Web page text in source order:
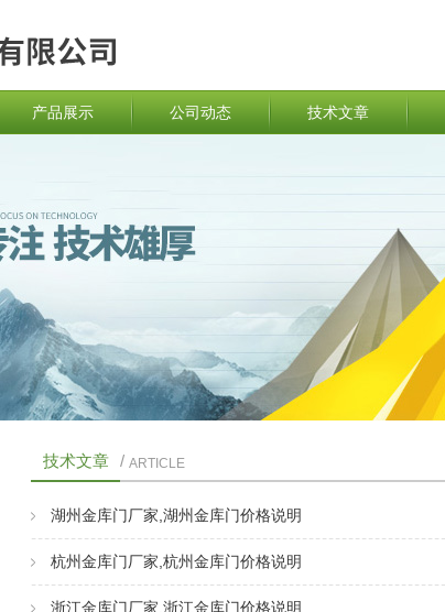
产品展示 公司动态 技术文章
技术文章 / ARTICLE
湖州金库门厂家,湖州金库门价格说明
杭州金库门厂家,杭州金库门价格说明
浙江金库门厂家,浙江金库门价格说明